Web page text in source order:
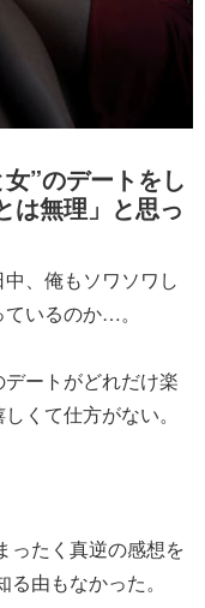
”のデートをし
は無理」と思っ
、俺もソワソワし
いるのか…。
ートがどれだけ楽
くて仕方がない。
ったく真逆の感想を
由もなかった。